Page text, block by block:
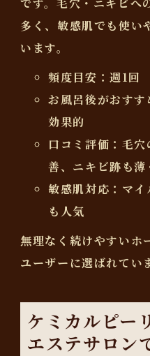
多く、敏感肌でも使い
います。
頻度目安：週1回
お風呂後がおすす
効果的
口コミ評価：毛
善、ニキビ跡も
敏感肌対応：マ
も人気
無理なく続けやすいホ
ユーザーに選ばれてい
ケミカルピー
エステサロン